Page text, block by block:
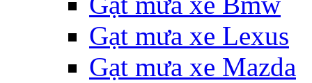
Gạt mưa xe Lexus
Gạt mưa xe Mazda